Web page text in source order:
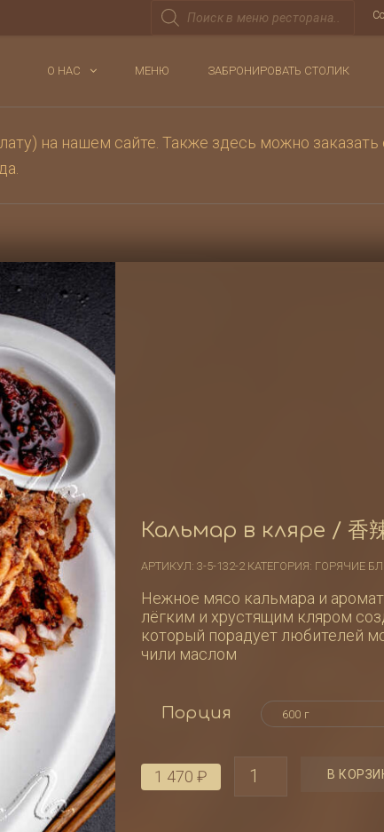
Поиск
товаров
О НАС МЕНЮ ЗАБРОНИРОВАТЬ СТОЛИК
на нашем сайте. Также здесь можно
Кальмар в кляре / 香
АРТИКУЛ:3-5-132-2 КАТЕГОРИЯ: ГОРЯЧИЕ
Нежное мясо кальмара и
лёгким и хрустящим кляром
который порадует любителей
чили маслом
Порция
1 470₽
товара
Кальмар
В